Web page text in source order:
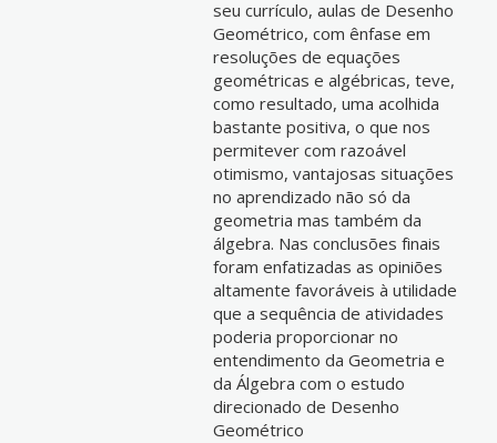
seu currículo, aulas de Desenho
Geométrico, com ênfase em
resoluções de equações
geométricas e algébricas, teve,
como resultado, uma acolhida
bastante positiva, o que nos
permitever com razoável
otimismo, vantajosas situações
no aprendizado não só da
geometria mas também da
álgebra. Nas conclusões finais
foram enfatizadas as opiniões
altamente favoráveis à utilidade
que a sequência de atividades
poderia proporcionar no
entendimento da Geometria e
da Álgebra com o estudo
direcionado de Desenho
Geométrico